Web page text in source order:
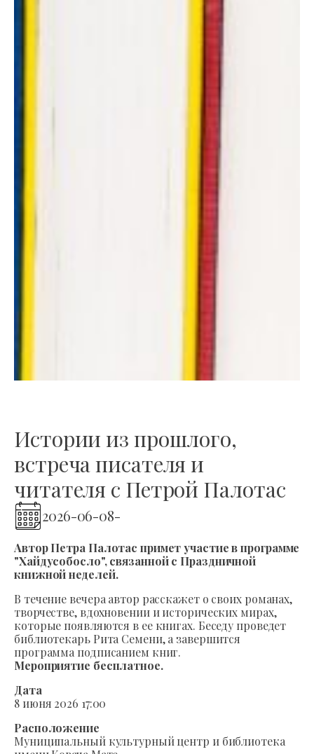
Истории из прошлого,
встреча писателя и
читателя с Петрой Палотас
2026-06-08-
Автор Петра Палотас примет участие в программе
"Хайдусобосло", связанной с Праздничной
книжной неделей.
В течение вечера автор расскажет о своих романах,
творчестве, вдохновении и исторических мирах,
которые появляются в ее книгах. Беседу проведет
библиотекарь Рита Семени, а завершится
программа подписанием книг.
Мероприятие бесплатное.
Дата
8 июня 2026 17:00
Расположение
Муниципальный культурный центр и библиотека